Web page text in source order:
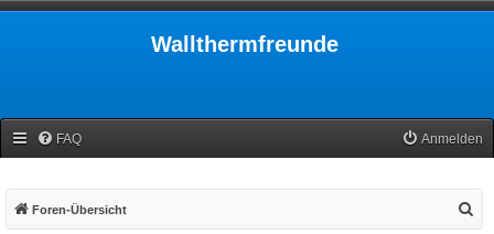
Wallthermfreunde
FAQ Anmelden
Foren-Übersicht